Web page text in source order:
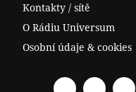
Kontakty / sítě
O Rádiu Universum
Osobní údaje & cookies
FacebookSpotify